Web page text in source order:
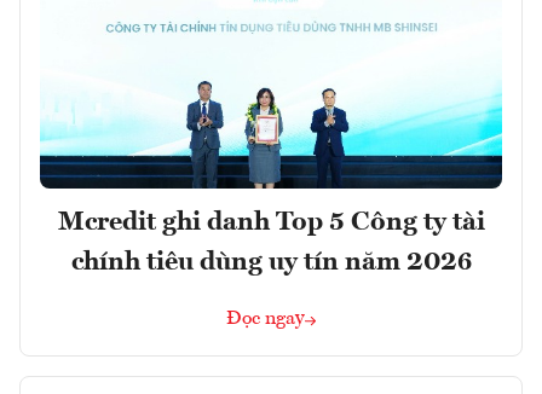
Mcredit ghi danh Top 5 Công ty tài
chính tiêu dùng uy tín năm 2026
Đọc ngay